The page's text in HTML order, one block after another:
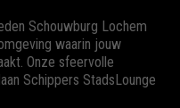
Schouwburg Lochem
waarin jouw
Onze sfeervolle
Schippers StadsLounge